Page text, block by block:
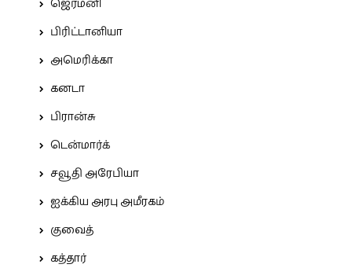
ஜெர்மனி
பிரிட்டானியா
அமெரிக்கா
கனடா
பிரான்சு
டென்மார்க்
சவூதி அரேபியா
ஐக்கிய அரபு அமீரகம்
குவைத்
கத்தார்